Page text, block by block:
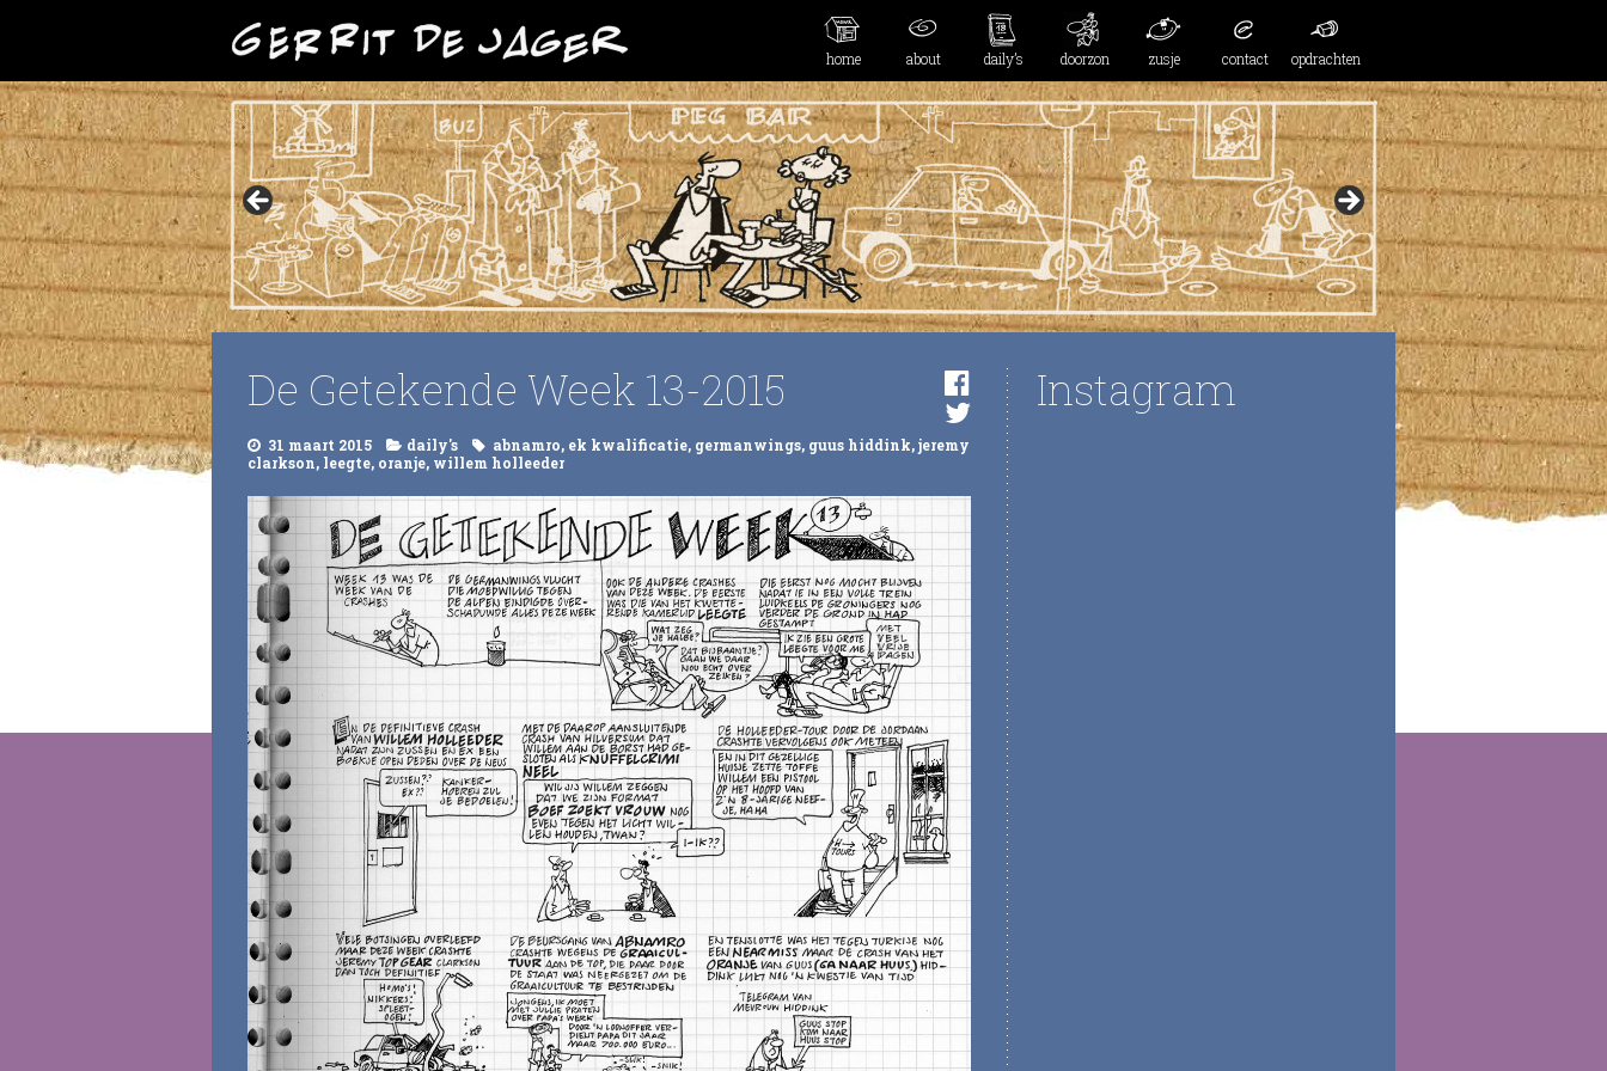
home about daily’s doorzon zusje contact opdrachten
De Getekende Week 13-2015
31 maart 2015 daily's abnamro, ek kwalificatie, germanwings, guus hiddink,jeremy
clarkson, leegte, oranje, willem holleeder
Instagram